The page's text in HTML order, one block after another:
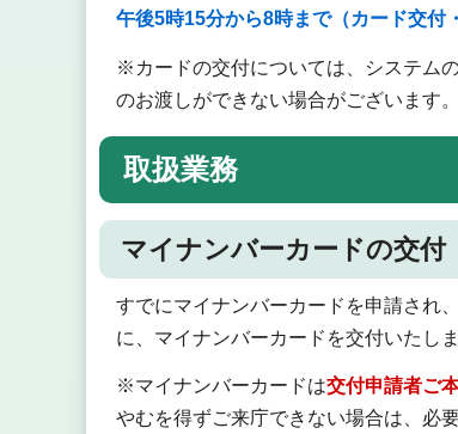
午後5時15分から8時まで（カード交付
※カードの交付については、システム
のお渡しができない場合がございます
取扱業務
マイナンバーカードの交付
すでにマイナンバーカードを申請され
に、マイナンバーカードを交付いたしま
※マイナンバーカードは交付申請者ご
やむを得ずご来庁できない場合は、必